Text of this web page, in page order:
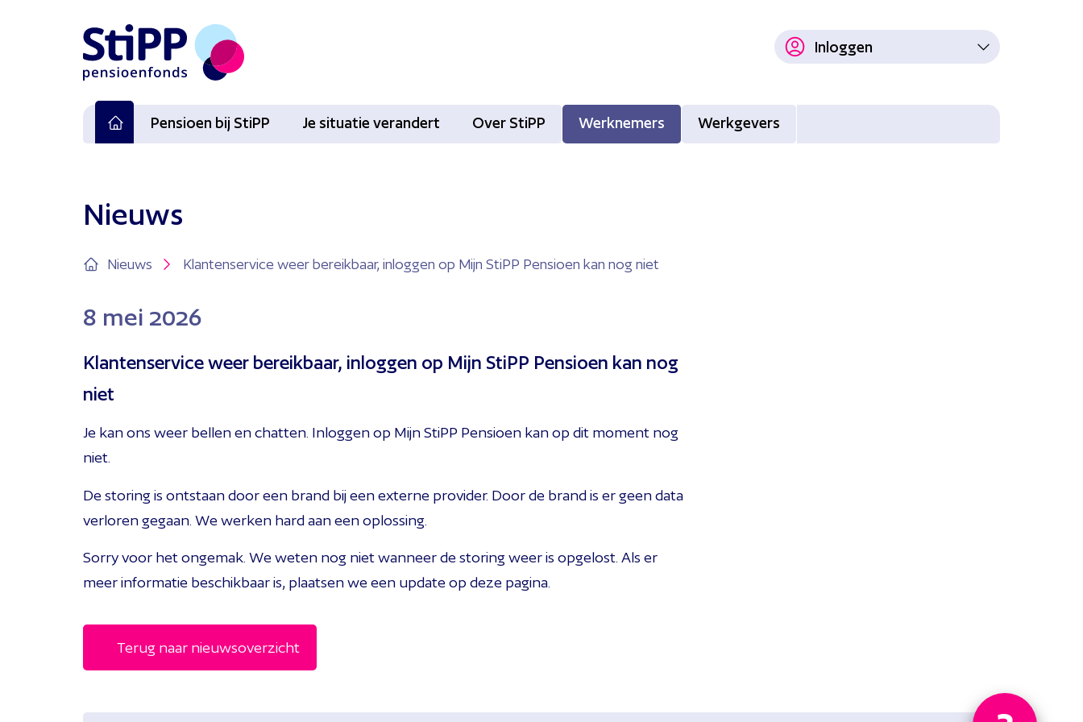
Pensioen bij StiPP Je situatie verandert Over StiPP Werknemers Werkgevers
Inloggen
Nieuws
Nieuws Klantenservice weer bereikbaar, inloggen op Mijn StiPP Pensioen kan nog niet
8 mei 2026
Klantenservice weer bereikbaar, inloggen op Mijn StiPP Pensioen kan nog
niet
Je kan ons weer bellen en chatten. Inloggen op Mijn StiPP Pensioen kan op dit moment nog
niet.
De storing is ontstaan door een brand bij een externe provider. Door de brand is er geen data
verloren gegaan. We werken hard aan een oplossing.
Sorry voor het ongemak. We weten nog niet wanneer de storing weer is opgelost. Als er
meer informatie beschikbaar is, plaatsen we een update op deze pagina.
Terug naar nieuwsoverzicht